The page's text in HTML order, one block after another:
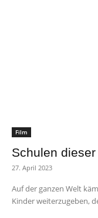
Film
Schulen
27. April 2023
Auf der ganzen Welt
Kinder weiterzugeben,